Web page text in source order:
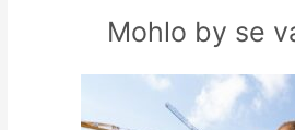
Mohlo by se